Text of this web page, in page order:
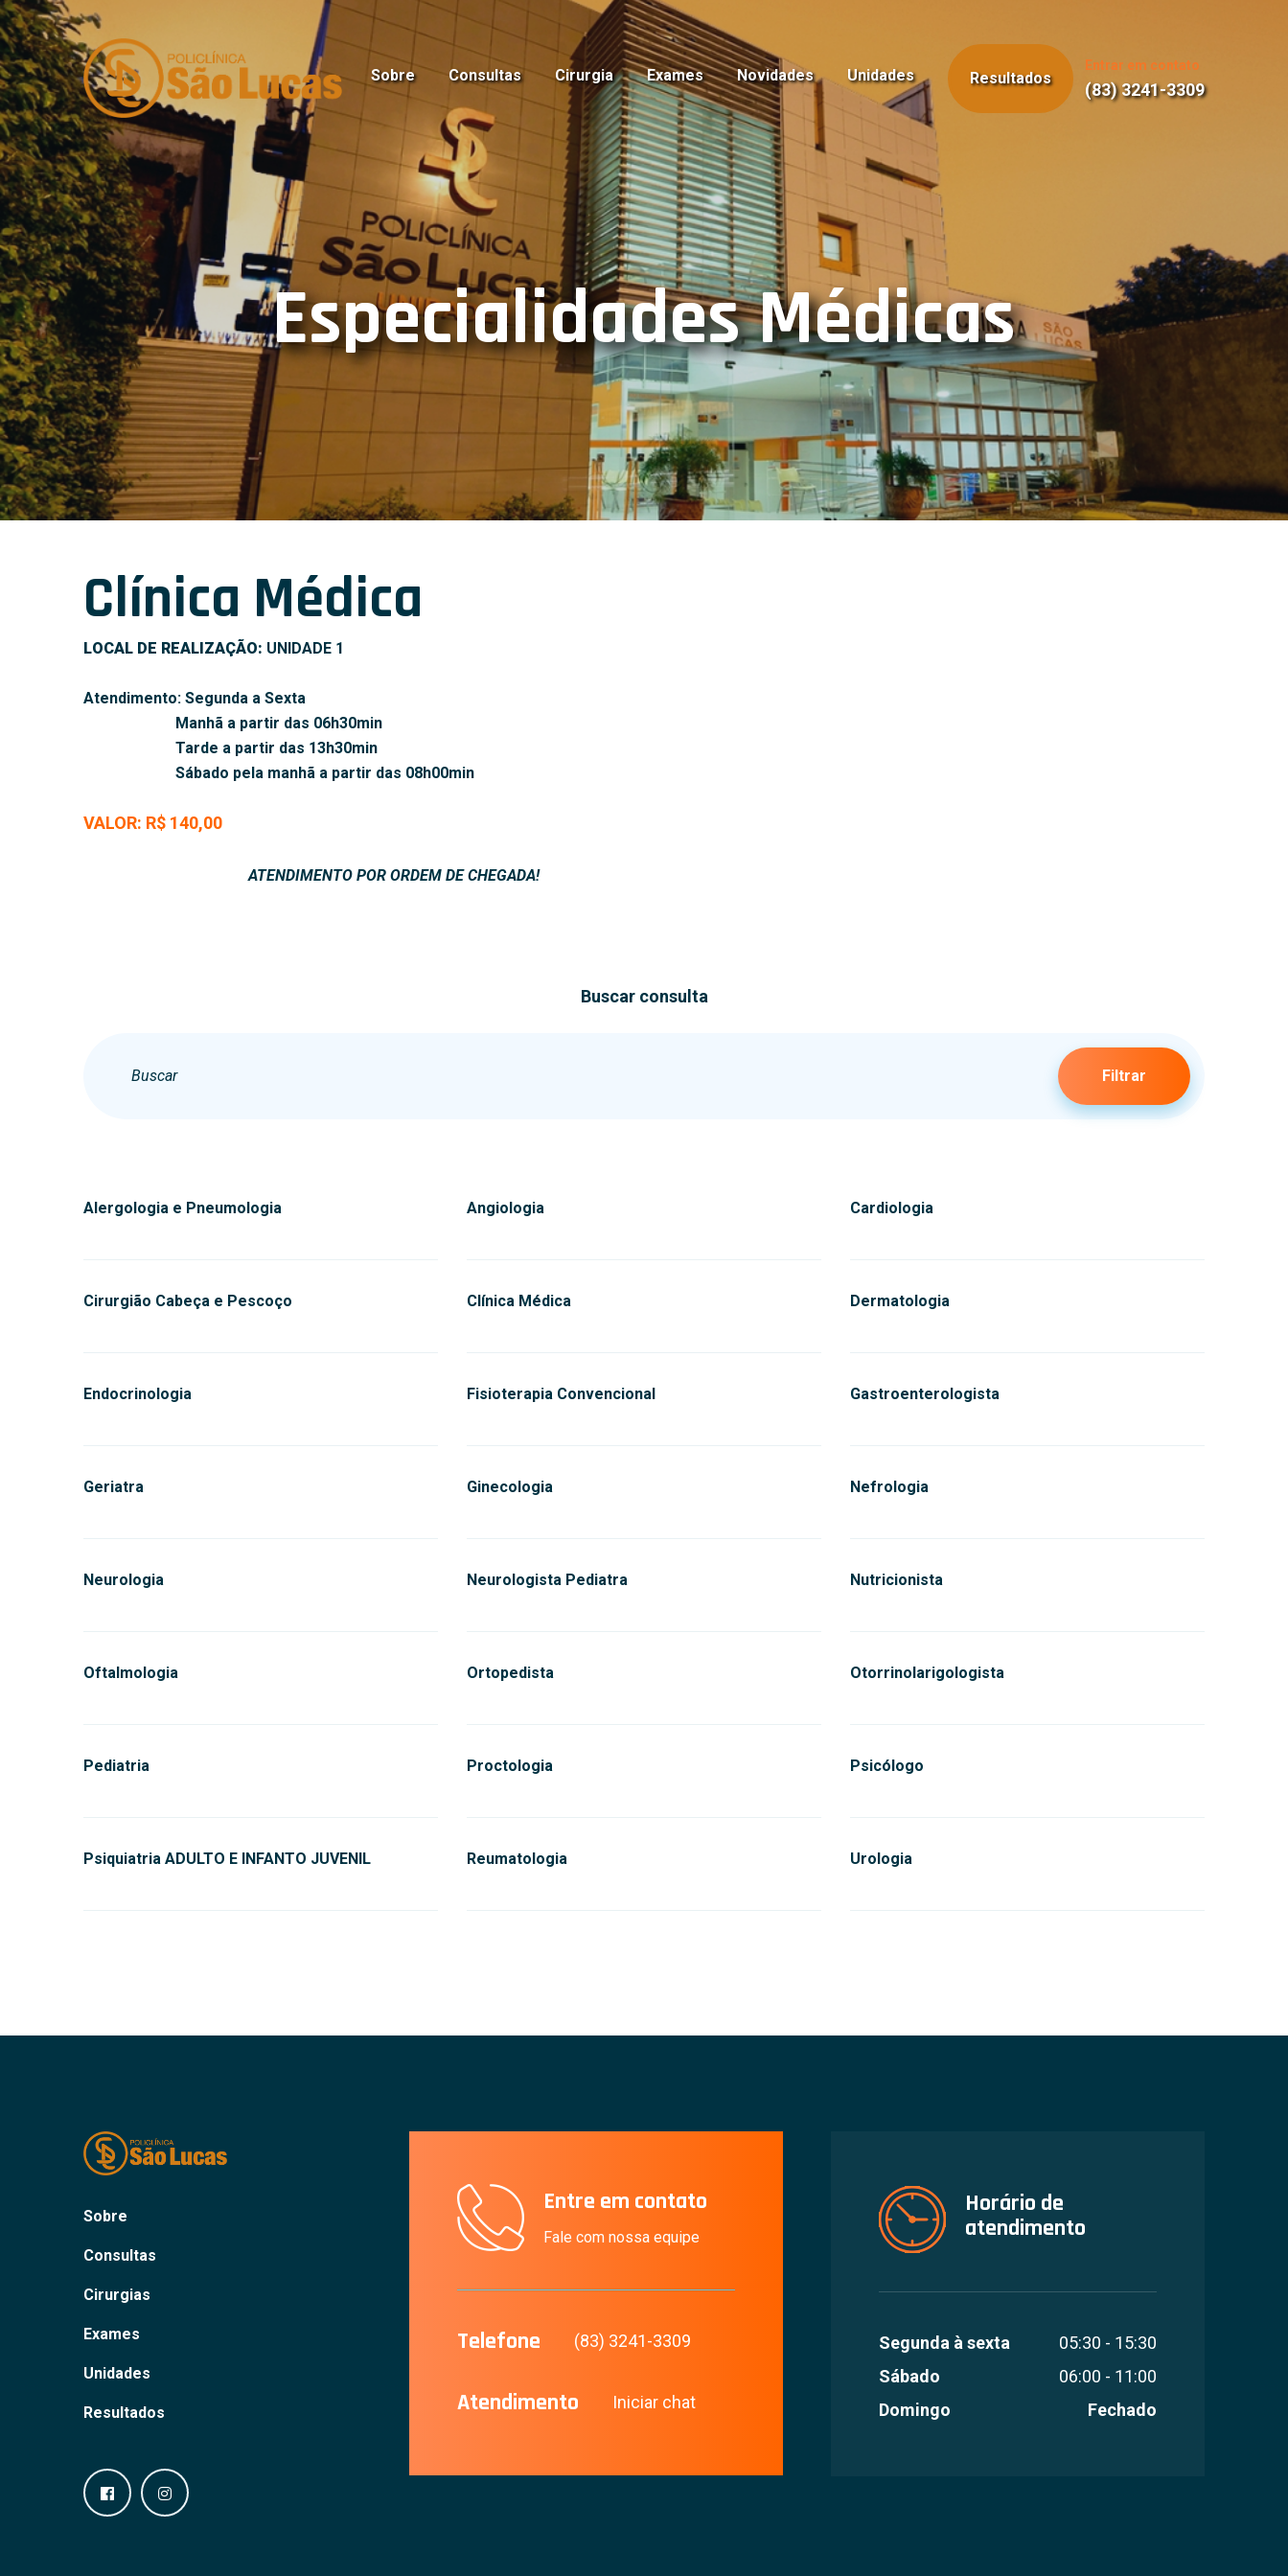
Sobre Consultas Cirurgia Exames Novidades Unidades Resultados
Entrar em contato
(83) 3241-3309
Especialidades Médicas
Clínica Médica
LOCAL DE REALIZAÇÃO: UNIDADE 1
Atendimento: Segunda a Sexta
Manhã a partir das 06h30min
Tarde a partir das 13h30min
Sábado pela manhã a partir das 08h00min
VALOR: R$ 140,00
ATENDIMENTO POR ORDEM DE CHEGADA!
Buscar consulta
Filtrar
Alergologia e Pneumologia Angiologia Cardiologia
Cirurgião Cabeça e Pescoço Clínica Médica Dermatologia
Endocrinologia Fisioterapia Convencional Gastroenterologista
Geriatra Ginecologia Nefrologia
Neurologia Neurologista Pediatra Nutricionista
Oftalmologia Ortopedista Otorrinolarigologista
Pediatria Proctologia Psicólogo
Psiquiatria ADULTO E INFANTO JUVENIL Reumatologia Urologia
Sobre
Consultas
Cirurgias
Exames
Unidades
Resultados
Entre em contato
Fale com nossa equipe
Telefone (83) 3241-3309
Atendimento Iniciar chat
Horário de
atendimento
Segunda à sexta
05:30 - 15:30
Sábado
06:00 - 11:00
Domingo
Fechado